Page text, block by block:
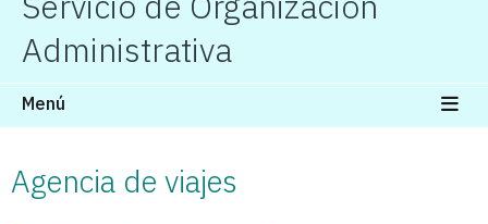
Administrativa
Menú
Agencia de viajes